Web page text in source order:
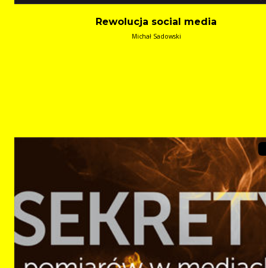
Rewolucja social media
Michał Sadowski